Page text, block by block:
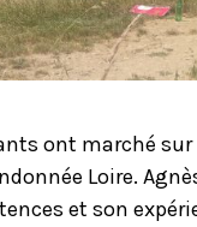
ont marché sur
Loire.
et son